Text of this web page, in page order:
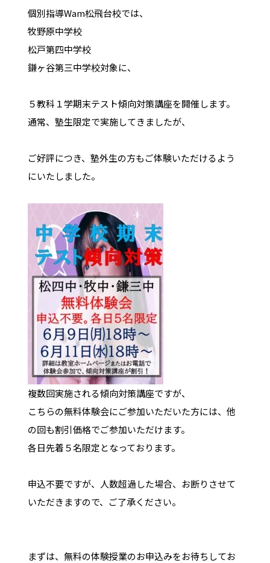
個別指導Wam松飛台校では、
牧野原中学校
松戸第四中学校
鎌ヶ谷第三中学校対象に、
５教科１学期末テスト傾向対策講座を開催します。
通常、塾生限定で実施してきましたが、
ご好評につき、塾外生の方もご体験いただけるよう
にいたしました。
複数回実施される傾向対策講座ですが、
こちらの無料体験会にご参加いただいた方には、他
の回も割引価格でご参加いただけます。
各日先着５名限定となっております。
申込不要ですが、人数超過した場合、お断りさせて
いただきますので、ご了承ください。
まずは、無料の体験授業のお申込みをお待ちしてお